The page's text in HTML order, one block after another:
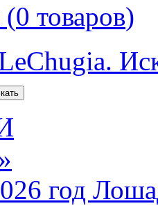
(0 товаров)
год